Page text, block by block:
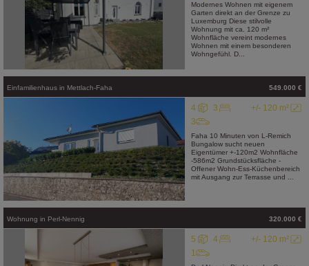
Modernes Wohnen mit eigenem
Garten direkt an der Grenze zu
Luxemburg Diese stilvolle
Wohnung mit ca. 120 m²
Wohnfläche vereint modernes
Wohnen mit einem besonderen
Wohngefühl. D...
Einfamilienhaus in Mettlach-Faha 549.000 €
+/- 120 m²
4
3
3
Faha 10 Minuten von L-Remich
Bungalow sucht neuen
Eigentümer +-120m2 Wohnfläche
-586m2 Grundstücksfläche -
Offener Wohn-Ess-Küchenbereich
mit Ausgang zur Terrasse und ...
Wohnung in Perl-Nennig 320.000 €
+/- 120 m²
5
4
1